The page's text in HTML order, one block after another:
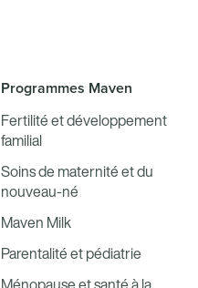
Programmes Maven
Fertilité et développement
familial
Soins de maternité et du
nouveau-né
Maven Milk
Parentalité et pédiatrie
Ménopause et santé à la